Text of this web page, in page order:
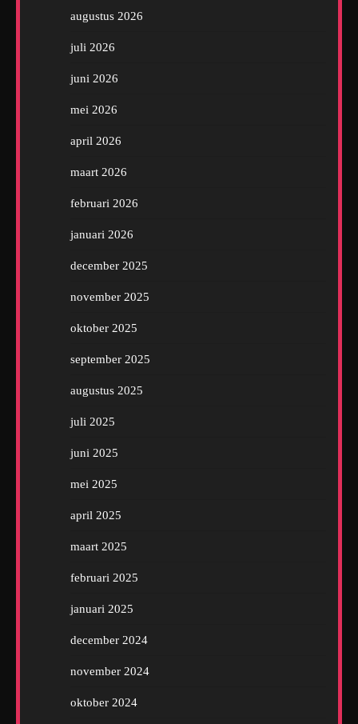
augustus 2026
juli 2026
juni 2026
mei 2026
april 2026
maart 2026
februari 2026
januari 2026
december 2025
november 2025
oktober 2025
september 2025
augustus 2025
juli 2025
juni 2025
mei 2025
april 2025
maart 2025
februari 2025
januari 2025
december 2024
november 2024
oktober 2024